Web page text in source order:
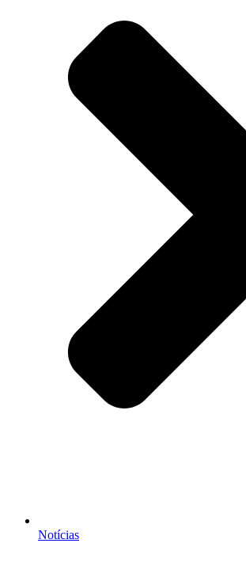
Notícias